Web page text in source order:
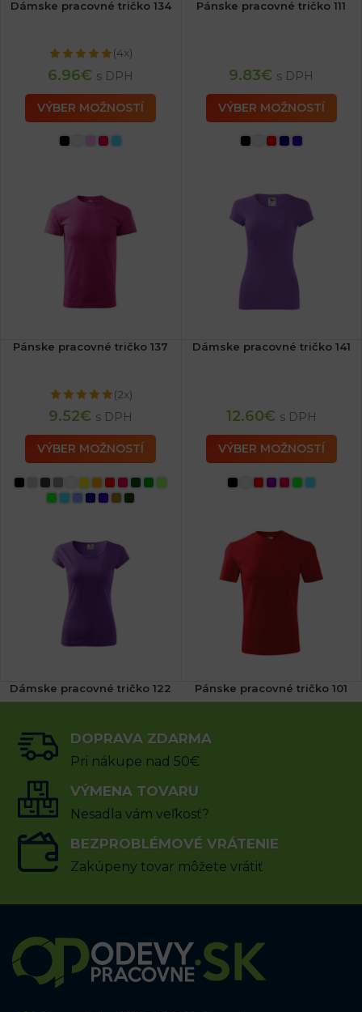
Dámske pracovné tričko 134
(4x)
6.96€ s DPH
VÝBER MOŽNOSTÍ
Pánske pracovné tričko 111
9.83€ s DPH
VÝBER MOŽNOSTÍ
Pánske pracovné tričko 137
(2x)
9.52€ s DPH
VÝBER MOŽNOSTÍ
Dámske pracovné tričko 141
12.60€ s DPH
VÝBER MOŽNOSTÍ
Dámske pracovné tričko 122
(3x)
8.19€ s DPH
VÝBER MOŽNOSTÍ
Pánske pracovné tričko 101
DOPRAVA ZDARMA
Pri nákupe nad 50€
VÝMENA TOVARU
Nesadla vám veľkosť?
BEZPROBLÉMOVÉ VRÁTENIE
Zakúpeny tovar môžete vrátiť